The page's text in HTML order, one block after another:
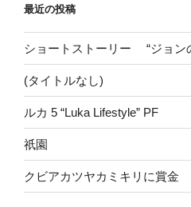
最近の投稿
ショートストーリー “ジョン
(タイトルなし)
ルカ 5 “Luka Lifestyle” PF
祇園
クビアカツヤカミキリに賞金